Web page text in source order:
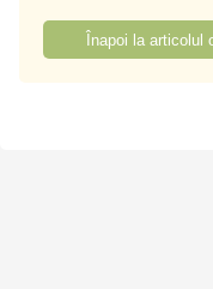
Înapoi la articolul